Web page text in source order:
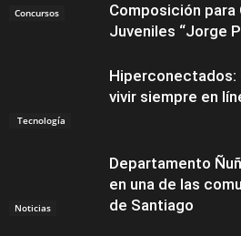
Concursos
Composición
Juveniles “Jorge
Tecnología
vivir siempre en
Noticias
Departamento
en una de las
de Santiago